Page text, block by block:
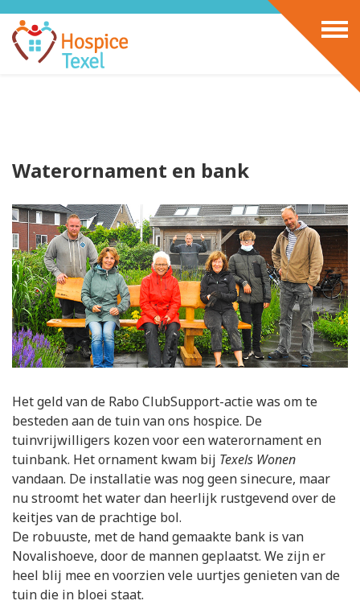
Waterornament en bank
Het geld van de Rabo ClubSupport-actie was om te
besteden aan de tuin van ons hospice. De
tuinvrijwilligers kozen voor een waterornament en
tuinbank. Het ornament kwam bij Texels Wonen
vandaan. De installatie was nog geen sinecure, maar
nu stroomt het water dan heerlijk rustgevend over de
keitjes van de prachtige bol.
De robuuste, met de hand gemaakte bank is van
Novalishoeve, door de mannen geplaatst. We zijn er
heel blij mee en voorzien vele uurtjes genieten van de
tuin die in bloei staat.